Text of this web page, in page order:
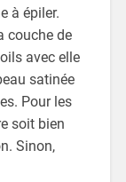
à épiler.
couche de
avec elle
satinée
Pour les
soit bien
Sinon,